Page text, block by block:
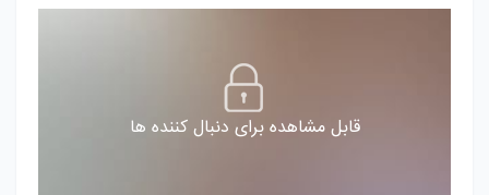
قابل مشاهده برای دنبال کننده ها